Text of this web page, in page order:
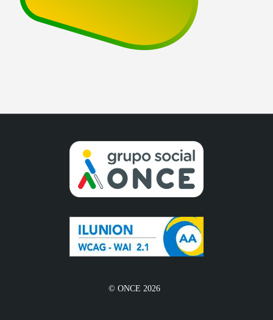
© ONCE 2026